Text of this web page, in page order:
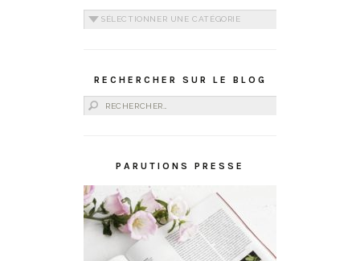
Catégories
RECHERCHER SUR LE BLOG
Rechercher :
PARUTIONS PRESSE